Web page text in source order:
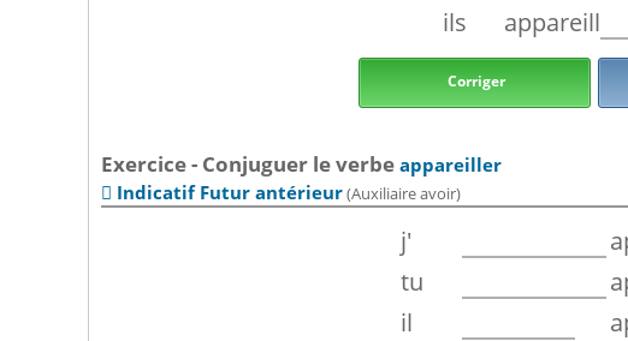
ils
appareill
Corriger
Exercice - Conjuguer le verbeappareiller
 Indicatif Futur antérieur(Auxiliaire avoir)
j'
tu
il